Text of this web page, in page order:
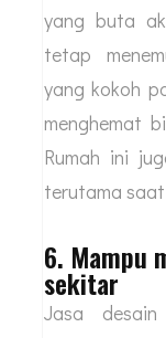
kokoh.
berkualitas.
yang buta
tetap
yang kokoh
menghemat
Rumah ini